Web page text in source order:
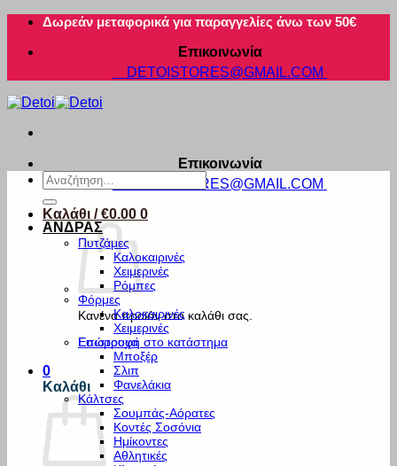
Μετάβαση
περιεχόμενο
Δωρεάν μεταφορικά για παραγγελίες άνω των 50€
Επικοινωνία
DETOISTORES@GMAIL.COM
Επικοινωνία
DETOISTORES@GMAIL.COM
Καλάθι /€0.00 0
Κανένα προϊόν στο καλάθι σας.
Επιστροφή στο κατάστημα
0
Καλάθι
Αναζήτηση
για:
ΑΝΔΡΑΣ
Πυτζάμες
Καλοκαιρινές
Χειμερινές
Ρόμπες
Φόρμες
Καλοκαιρινές
Χειμερινές
Εσώρουχα
Μποξέρ
Σλιπ
Φανελάκια
Κάλτσες
Σουμπάς-Αόρατες
Κοντές Σοσόνια
Ημίκοντες
Αθλητικές